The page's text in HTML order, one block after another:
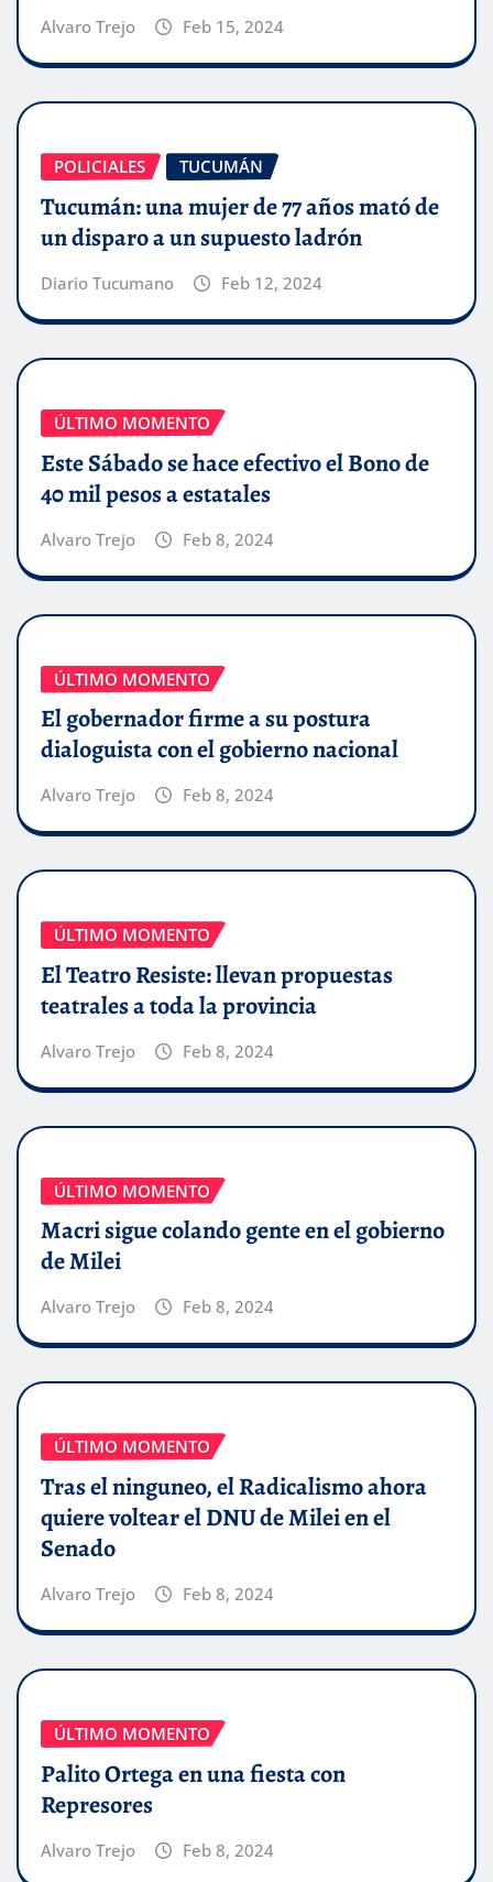
Alvaro Trejo Feb 15, 2024
POLICIALES TUCUMÁN
Tucumán: una mujer de 77 años mató de
un disparo a un supuesto ladrón
Diario Tucumano Feb 12, 2024
ÚLTIMO MOMENTO
Este Sábado se hace efectivo el Bono de
40 mil pesos a estatales
Alvaro Trejo Feb 8, 2024
ÚLTIMO MOMENTO
El gobernador firme a su postura
dialoguista con el gobierno nacional
Alvaro Trejo Feb 8, 2024
ÚLTIMO MOMENTO
El Teatro Resiste: llevan propuestas
teatrales a toda la provincia
Alvaro Trejo Feb 8, 2024
ÚLTIMO MOMENTO
Macri sigue colando gente en el gobierno
de Milei
Alvaro Trejo Feb 8, 2024
ÚLTIMO MOMENTO
Tras el ninguneo, el Radicalismo ahora
quiere voltear el DNU de Milei en el
Senado
Alvaro Trejo Feb 8, 2024
ÚLTIMO MOMENTO
Palito Ortega en una fiesta con
Represores
Alvaro Trejo Feb 8, 2024